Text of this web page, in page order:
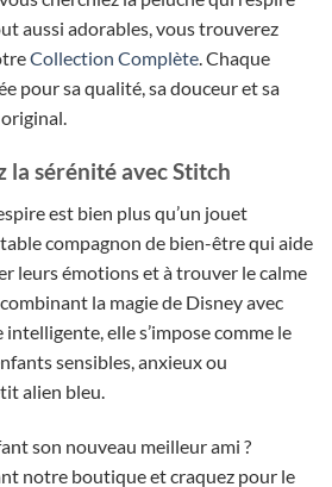
aussi adorables, vous trouverez
Collection Complète. Chaque
pour sa qualité, sa douceur et sa
la sérénité avec Stitch
est bien plus qu’un jouet
compagnon de bien-être qui aide
leurs émotions et à trouver le calme
la magie de Disney avec
elle s’impose comme le
sensibles, anxieux ou
alien bleu.
son nouveau meilleur ami ?
notre boutique et craquez pour le